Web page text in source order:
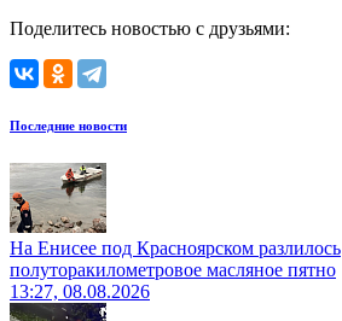
Поделитесь новостью с друзьями:
Последние новости
На Енисее под Красноярском разлилось
полуторакилометровое масляное пятно
13:27, 08.08.2026